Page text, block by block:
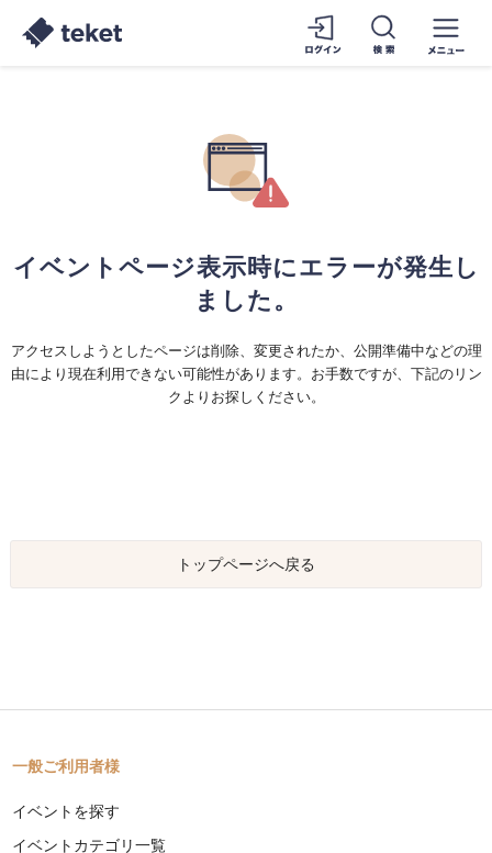
イベントページ表示時にエラーが発生し
ました。
アクセスしようとしたページは削除、変更されたか、公開準備中などの理
由により現在利用できない可能性があります。お手数ですが、下記のリン
クよりお探しください。
トップページへ戻る
一般ご利用者様
イベントを探す
イベントカテゴリ一覧